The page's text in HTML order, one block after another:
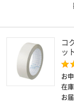
コ
ッ
お
在庫
お